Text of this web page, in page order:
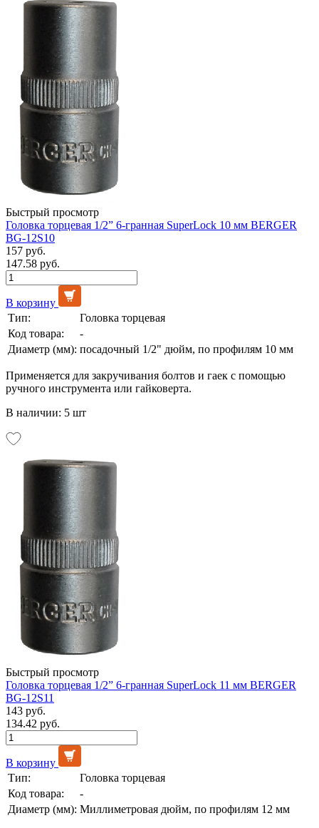
Быстрый просмотр
Головка торцевая 1/2” 6-гранная SuperLock 10 мм BERGER
BG-12S10
157 руб.
147.58 руб.
В корзину
Тип:
Головка торцевая
Код товара:
-
Диаметр (мм): посадочный 1/2" дюйм, по профилям 10 мм
Применяется для закручивания болтов и гаек с помощью
ручного инструмента или гайковерта.
В наличии: 5 шт
Быстрый просмотр
Головка торцевая 1/2” 6-гранная SuperLock 11 мм BERGER
BG-12S11
143 руб.
134.42 руб.
В корзину
Тип:
Головка торцевая
Код товара:
-
Диаметр (мм): Миллиметровая дюйм, по профилям 12 мм